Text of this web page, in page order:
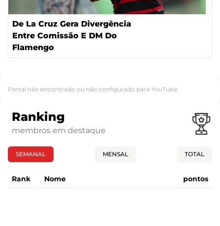
De La Cruz Gera Divergência
Entre Comissão E DM Do
Flamengo
Portal não encontrado ou não configurado para YouTube.
Ranking
membros em destaque
SEMANAL MENSAL TOTAL
Rank Nome pontos